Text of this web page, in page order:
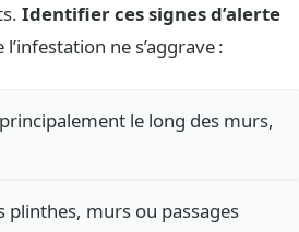
Identifier ces signes d’alerte
ne s’aggrave :
le long des murs,
plinthes, murs ou passages